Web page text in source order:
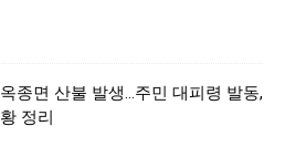
종면 산불 발생…주민 대피령 발동,
정리